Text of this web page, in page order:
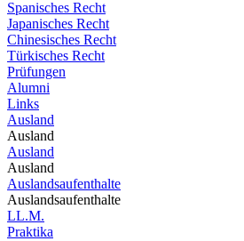
Spanisches Recht
Japanisches Recht
Chinesisches Recht
Türkisches Recht
Prüfungen
Alumni
Links
Ausland
Ausland
Ausland
Ausland
Auslandsaufenthalte
Auslandsaufenthalte
LL.M.
Praktika